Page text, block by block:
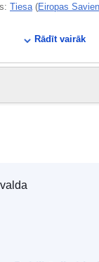
Tiesa (Eiropas
Rādīt vairāk
Publikāciju